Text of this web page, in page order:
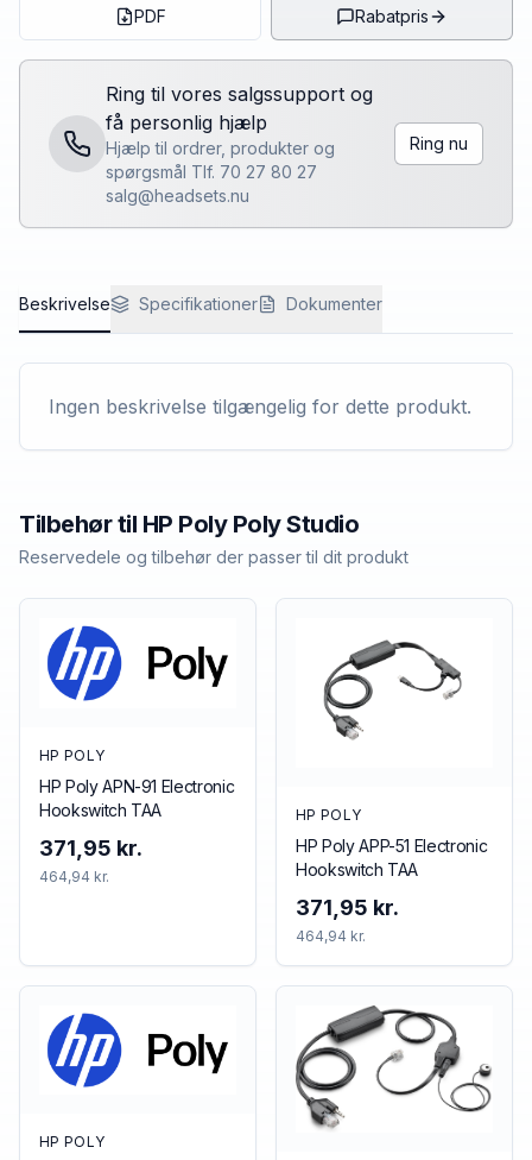
PDF Rabatpris
Ring til vores salgssupport og
få personlig hjælp
Hjælp til ordrer, produkter og
spørgsmål Tlf. 70 27 80 27
salg@headsets.nu
Ring nu
Beskrivelse Specifikationer Dokumenter
Ingen beskrivelse tilgængelig for dette produkt.
Tilbehør til HP Poly Poly Studio
Reservedele og tilbehør der passer til dit produkt
HP POLY
HP Poly APN-91 Electronic
Hookswitch TAA
371,95 kr.
464,94 kr.
HP POLY
HP Poly APP-51 Electronic
Hookswitch TAA
371,95 kr.
464,94 kr.
HP POLY